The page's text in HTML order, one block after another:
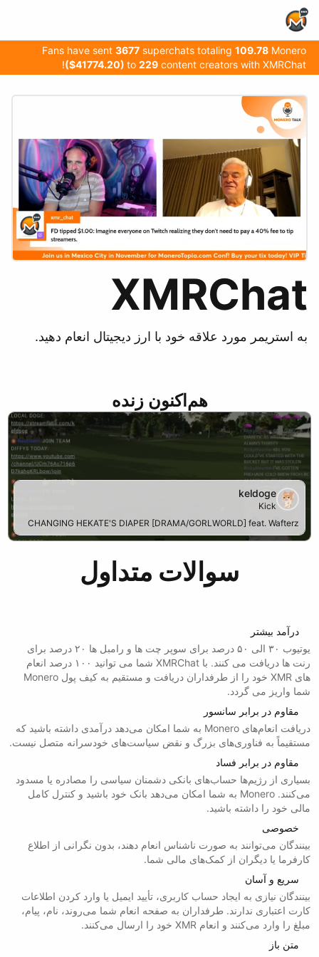
Home Page
Fans have sent 3677 superchats totaling 109.78 Monero
($41774.20) to 229 content creators with XMRChat!
XMRChat
به استریمر مورد علاقه خود با ارز دیجیتال انعام دهید.
سوالات متداول
درآمد بیشتر
یوتیوب ۳۰ الی ۵۰ درصد برای سوپر چت ها و رامبل ها ۲۰ درصد برای
رنت ها دریافت می کنند. با XMRChat شما می توانید ۱۰۰ درصد انعام
های XMR خود را از طرفداران دریافت و مستقیم به کیف پول Monero
شما واریز می گردد.
مقاوم در برابر سانسور
دریافت انعام‌های Monero به شما امکان می‌دهد درآمدی داشته باشید که
مستقیماً به فناوری‌های بزرگ و نقض سیاست‌های خودسرانه متصل نیست.
مقاوم در برابر فساد
بسیاری از رژیم‌ها حساب‌های بانکی دشمنان سیاسی را مصادره یا مسدود
می‌کنند. Monero به شما امکان می‌دهد بانک خود باشید و کنترل کامل
مالی خود را داشته باشید.
خصوصی
بینندگان می‌توانند به صورت ناشناس انعام دهند، بدون نگرانی از اطلاع
کارفرما یا دیگران از کمک‌های مالی شما.
سریع و آسان
بینندگان نیازی به ایجاد حساب کاربری، تأیید ایمیل یا وارد کردن اطلاعات
کارت اعتباری ندارند. طرفداران به صفحه انعام شما می‌روند، نام، پیام،
مبلغ را وارد می‌کنند و انعام XMR خود را ارسال می‌کنند.
متن باز
هم‌اکنون زنده
keldoge
Kick
CHANGING HEKATE'S DIAPER [DRAMA/GORLWORLD] feat. Wafterz